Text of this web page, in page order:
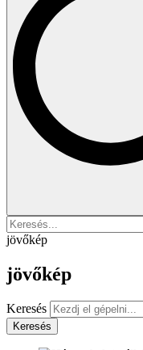
jövőkép
jövőkép
Keresés
Keresés